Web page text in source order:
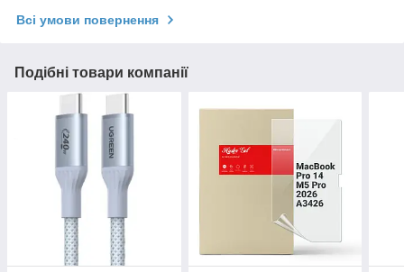
Всі умови повернення
Подібні товари компанії